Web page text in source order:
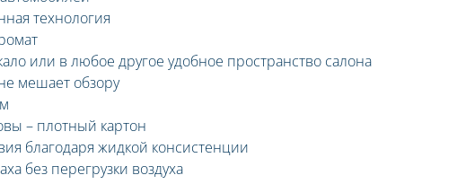
технология
или в любое другое удобное пространство салона
мешает обзору
– плотный картон
благодаря жидкой консистенции
без перегрузки воздуха